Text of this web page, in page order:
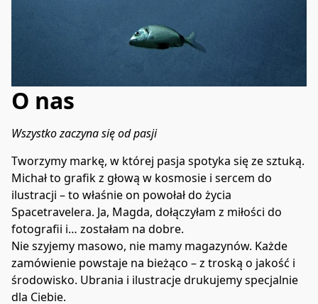
O nas
Wszystko zaczyna się od pasji
Tworzymy markę, w której pasja spotyka się ze sztuką.
Michał to grafik z głową w kosmosie i sercem do
ilustracji – to właśnie on powołał do życia
Spacetravelera. Ja, Magda, dołączyłam z miłości do
fotografii i… zostałam na dobre.
Nie szyjemy masowo, nie mamy magazynów. Każde
zamówienie powstaje na bieżąco – z troską o jakość i
środowisko. Ubrania i ilustracje drukujemy specjalnie
dla Ciebie.